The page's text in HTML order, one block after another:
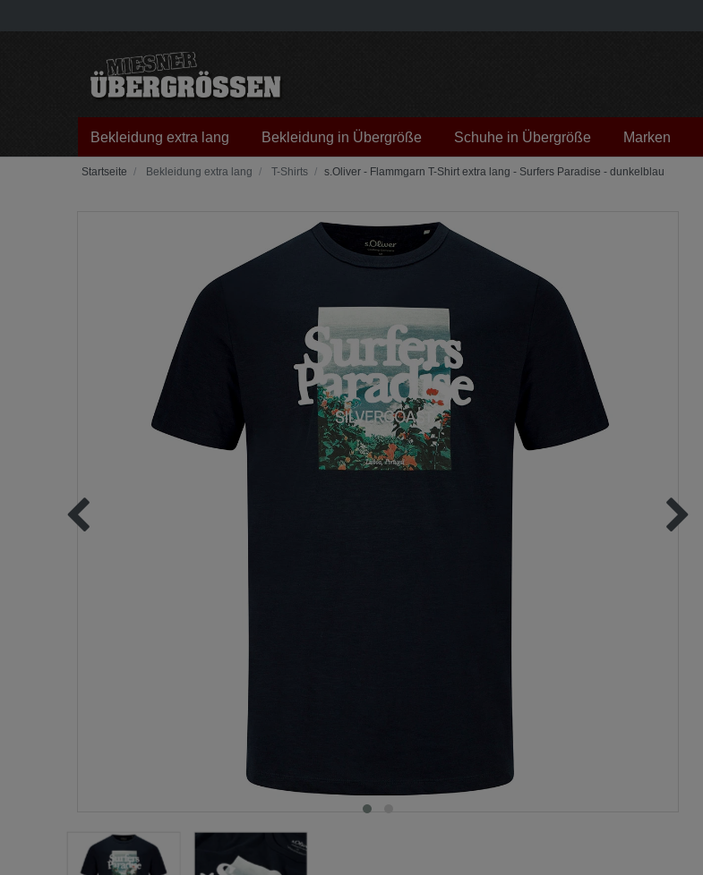
Bekleidung extra lang Bekleidung in Übergröße Schuhe in Übergröße Marken
Bekleidung extra lang T-Shirts s.Oliver - Flammgarn T-Shirt extra lang - Surfers Paradise - dunkelblau